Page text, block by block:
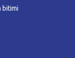
bitimi